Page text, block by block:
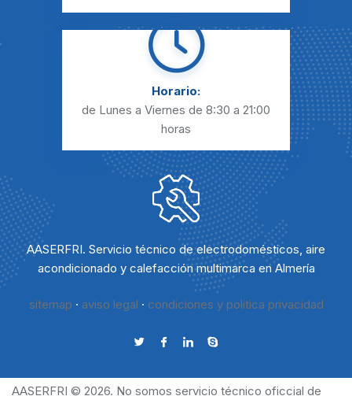
Horario:
de Lunes a Viernes de 8:30 a 21:00
horas
AASERFRI. Servicio técnico de electrodomésticos, aire
acondicionado y calefacción multimarca en Almería
sitemap · aviso legal · condiciones y politica privacidad
AASERFRI © 2026. No somos servicio técnico oficcial de